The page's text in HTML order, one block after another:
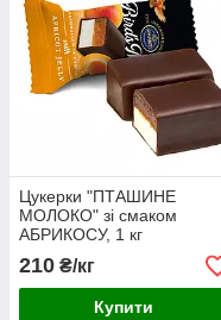
Цукерки "ПТАШИНЕ
МОЛОКО" зі смаком
АБРИКОСУ, 1 кг
210 ₴/кг
Купити